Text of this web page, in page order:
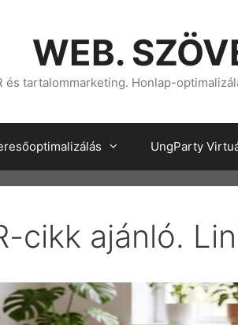
WEB.
és tartalommarketing. Honlap-
UngParty
cikk ajánló.